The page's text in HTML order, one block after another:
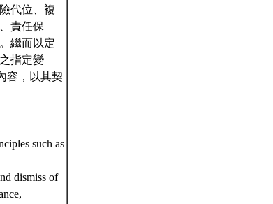
代位、複
責任保
繼而以定
指定變
容，以其契
such as
dismiss of